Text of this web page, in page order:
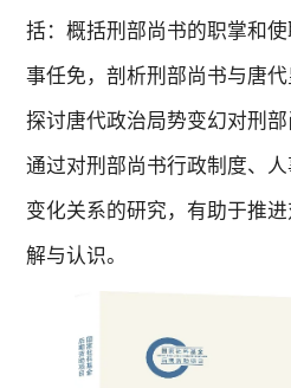
括：概括刑部尚书的职掌和
事任免，剖析刑部尚书与唐代
探讨唐代政治局势变幻对刑部
通过对刑部尚书行政制度、
变化关系的研究，有助于推
解与认识。